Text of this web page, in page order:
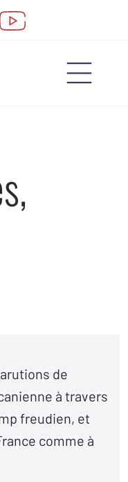
de
à travers
freudien, et
comme à